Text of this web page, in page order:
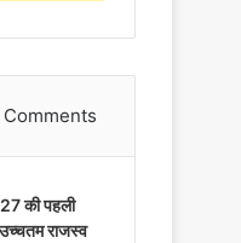
Comments
की पहली
राजस्व